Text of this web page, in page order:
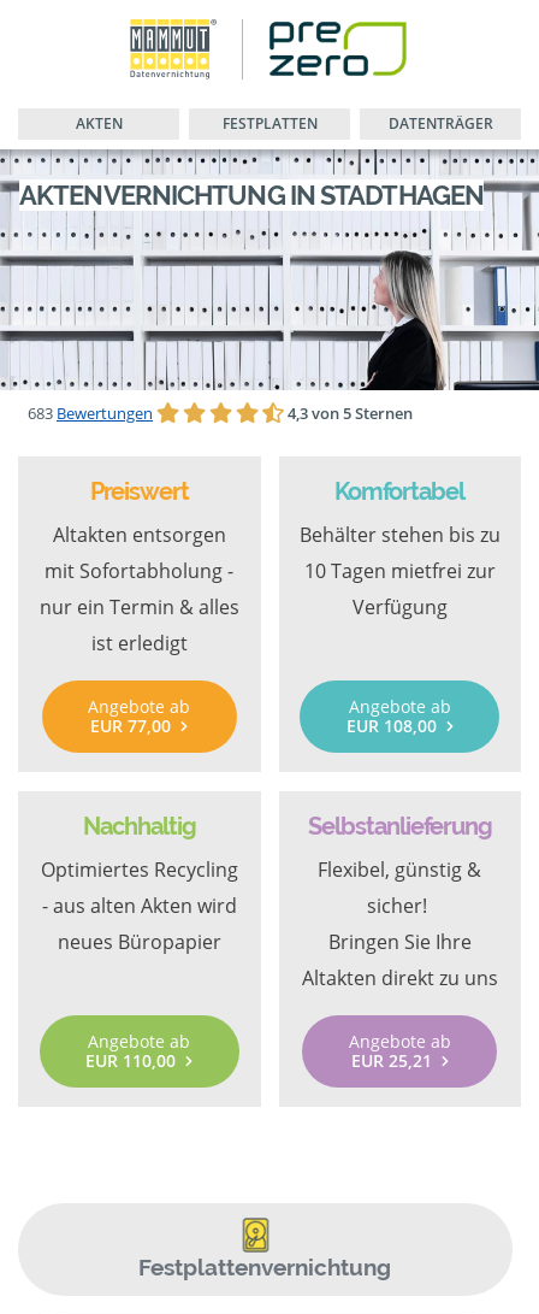
AKTEN FESTPLATTEN DATENTRÄGER
AKTENVERNICHTUNG IN STADTHAGEN
683 Bewertungen 4,3 von 5 Sternen
Preiswert
Altakten entsorgen
mit Sofortabholung -
nur ein Termin & alles
ist erledigt
Angebote ab
EUR 77,00
Komfortabel
Behälter stehen bis zu
10 Tagen mietfrei zur
Verfügung
Angebote ab
EUR 108,00
Nachhaltig
Optimiertes Recycling
- aus alten Akten wird
neues Büropapier
Angebote ab
EUR 110,00
Selbstanlieferung
Flexibel, günstig &
sicher!
Bringen Sie Ihre
Altakten direkt zu uns
Angebote ab
EUR 25,21
Festplattenvernichtung